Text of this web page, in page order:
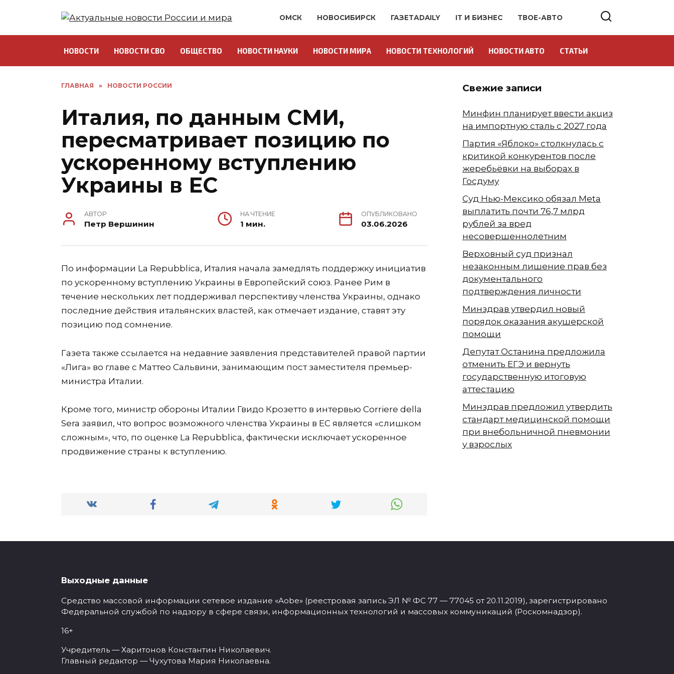
ОМСК НОВОСИБИРСК ГАЗЕТАDAILY IT И БИЗНЕС ТВОЕ-АВТО
НОВОСТИ НОВОСТИ СВО ОБЩЕСТВО НОВОСТИ НАУКИ НОВОСТИ МИРА НОВОСТИ ТЕХНОЛОГИЙ НОВОСТИ АВТО СТАТЬИ
ГЛАВНАЯ » НОВОСТИ РОССИИ
Италия, по данным СМИ,
пересматривает позицию по
ускоренному вступлению
Украины в ЕС
АВТОР
Петр Вершинин
НА ЧТЕНИЕ
1 мин.
ОПУБЛИКОВАНО
03.06.2026
По информации La Repubblica, Италия начала замедлять поддержку инициатив
по ускоренному вступлению Украины в Европейский союз. Ранее Рим в
течение нескольких лет поддерживал перспективу членства Украины, однако
последние действия итальянских властей, как отмечает издание, ставят эту
позицию под сомнение.
Газета также ссылается на недавние заявления представителей правой партии
«Лига» во главе с Маттео Сальвини, занимающим пост заместителя премьер-
министра Италии.
Кроме того, министр обороны Италии Гвидо Крозетто в интервью Corriere della
Sera заявил, что вопрос возможного членства Украины в ЕС является «слишком
сложным», что, по оценке La Repubblica, фактически исключает ускоренное
продвижение страны к вступлению.
Свежие записи
Минфин планирует ввести акциз
на импортную сталь с 2027 года
Партия «Яблоко» столкнулась с
критикой конкурентов после
жеребьёвки на выборах в
Госдуму
Суд Нью-Мексико обязал Meta
выплатить почти 76,7 млрд
рублей за вред
несовершеннолетним
Верховный суд признал
незаконным лишение прав без
документального
подтверждения личности
Минздрав утвердил новый
порядок оказания акушерской
помощи
Депутат Останина предложила
отменить ЕГЭ и вернуть
государственную итоговую
аттестацию
Минздрав предложил утвердить
стандарт медицинской помощи
при внебольничной пневмонии
у взрослых
Выходные данные
Средство массовой информации сетевое издание «Aobe» (реестровая запись ЭЛ № ФС 77 — 77045 от 20.11.2019), зарегистрировано
Федеральной службой по надзору в сфере связи, информационных технологий и массовых коммуникаций (Роскомнадзор).
16+
Учредитель — Харитонов Константин Николаевич.
Главный редактор — Чухутова Мария Николаевна.